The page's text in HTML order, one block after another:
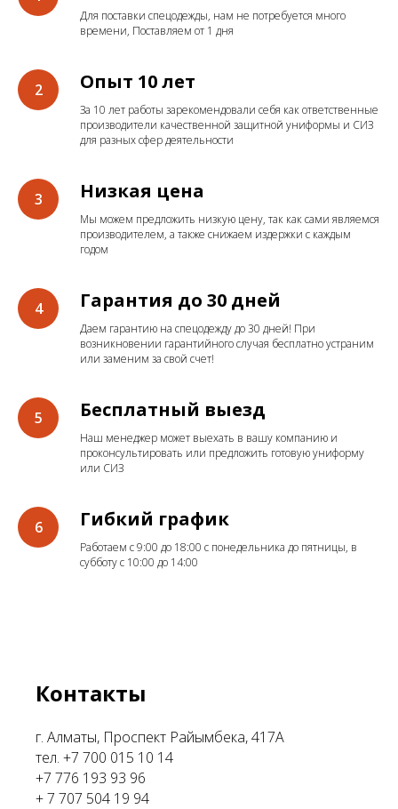
Для поставки спецодежды, нам не потребуется много
времени, Поставляем от 1 дня
Опыт 10 лет
За 10 лет работы зарекомендовали себя как ответственные
производители качественной защитной униформы и СИЗ
для разных сфер деятельности
Низкая цена
Мы можем предложить низкую цену, так как сами являемся
производителем, а также снижаем издержки с каждым
годом
Гарантия до 30 дней
Даем гарантию на спецодежду до 30 дней! При
возникновении гарантийного случая бесплатно устраним
или заменим за свой счет!
Бесплатный выезд
Наш менеджер может выехать в вашу компанию и
проконсультировать или предложить готовую униформу
или СИЗ
Гибкий график
Работаем с 9:00 до 18:00 с понедельника до пятницы, в
субботу с 10:00 до 14:00
Контакты
г. Алматы, Проспект Райымбека, 417А
тел. +7 700 015 10 14
+7 776 193 93 96
+ 7 707 504 19 94